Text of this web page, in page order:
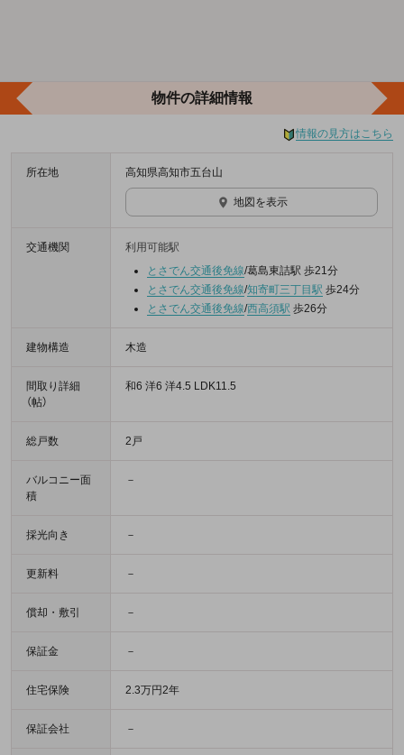
物件の詳細情報
情報の見方はこちら
所在地 高知県高知市五台山
地図を表示
交通機関
利用可能駅
とさでん交通後免線/葛島東詰駅 歩21分
とさでん交通後免線/知寄町三丁目駅 歩24分
とさでん交通後免線/西高須駅 歩26分
建物構造 木造
間取り詳細
（帖）
和6 洋6 洋4.5 LDK11.5
総戸数 2戸
バルコニー面
積
－
採光向き －
更新料 －
償却・敷引 －
保証金 －
住宅保険 2.3万円2年
保証会社 －